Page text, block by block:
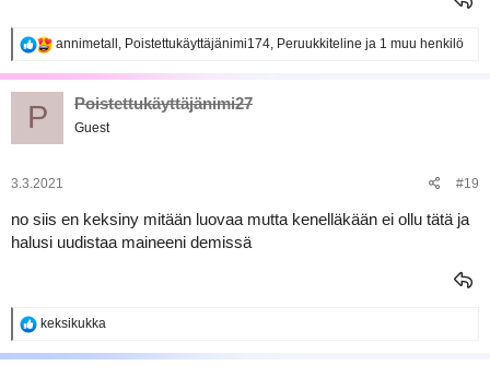
R
a
k
o
:
annimetall Poistettukäyttäjänimi174 Peruukkiteline ja 1 muu henkilö
P Poistettukäyttäjänimi27
Guest
3.3.2021 #19
no siis en keksiny mitään luovaa mutta kenelläkään ei ollu tätä ja
halusi uudistaa maineeni demissä
R
a
keksikukka